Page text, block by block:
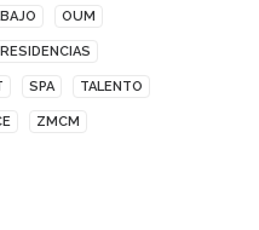
OUM
RESIDENCIAS
SPA TALENTO
ZMCM